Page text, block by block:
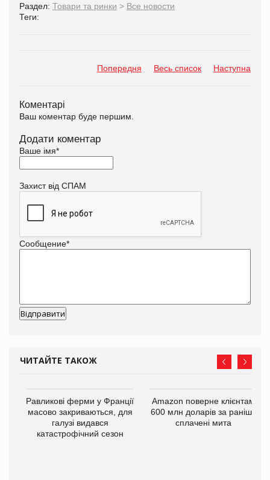
Раздел: Товари та ринки > Все новости
Теги:
Попередня Весь список Наступна
Коментарі
Ваш коментар буде першим.
Додати коментар
Ваше імя*
Захист від СПАМ
Сообщение*
ЧИТАЙТЕ ТАКОЖ
Равликові ферми у Франції
масово закриваються, для
галузі видався
катастрофічний сезон
Amazon поверне клієнтам
600 млн доларів за раніше
сплачені мита